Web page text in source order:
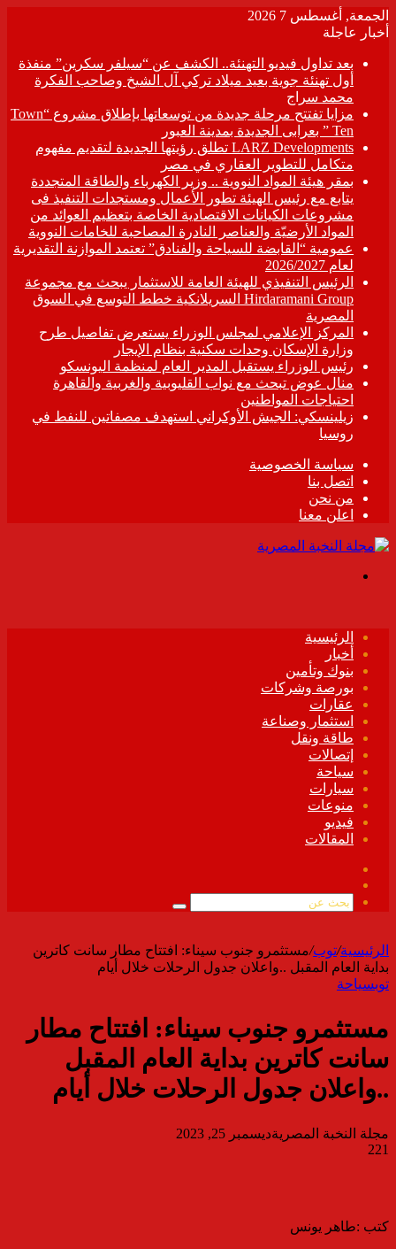
الجمعة, أغسطس 7 2026
أخبار عاجلة
بعد تداول فيديو التهنئة.. الكشف عن “سيلفر سكرين” منفذة
أول تهنئة جوية بعيد ميلاد تركي آل الشيخ وصاحب الفكرة
محمد سراج
مزايا تفتتح مرحلة جديدة من توسعاتها بإطلاق مشروع “Town
Ten ” بعرابى الجديدة بمدينة العبور
LARZ Developments تطلق رؤيتها الجديدة لتقديم مفهوم
متكامل للتطوير العقاري في مصر
بمقر هيئة المواد النووية .. وزير الكهرباء والطاقة المتجددة
يتابع مع رئيس الهيئة تطور الأعمال ومستجدات التنفيذ فى
مشروعات الكيانات الاقتصادية الخاصة بتعظيم العوائد من
المواد الأرضيّة والعناصر النادرة المصاحبة للخامات النووية
عمومية “القابضة للسياحة والفنادق” تعتمد الموازنة التقديرية
لعام 2026/2027
الرئيس التنفيذي للهيئة العامة للاستثمار يبحث مع مجموعة
Hirdaramani Group السريلانكية خطط التوسع في السوق
المصرية
المركز الإعلامي لمجلس الوزراء يستعرض تفاصيل طرح
وزارة الإسكان وحدات سكنية بنظام الإيجار
رئيس الوزراء يستقبل المدير العام لمنظمة اليونسكو
منال عوض تبحث مع نواب القليوبية والغربية والقاهرة
احتياجات المواطنين
زيلينسكي: الجيش الأوكراني استهدف مصفاتين للنفط في
روسيا
سياسة الخصوصية
اتصل بنا
من نحن
اعلن معنا
الرئيسية
أخبار
بنوك وتأمين
بورصة وشركات
عقارات
استثمار وصناعة
طاقة ونقل
إتصالات
سياحة
سيارات
منوعات
فيديو
المقالات
الموقع
بحث
الرئيسية/توب/مستثمرو جنوب سيناء: افتتاح مطار سانت كاترين
بداية العام المقبل ..واعلان جدول الرحلات خلال أيام
توبسياحة
مستثمرو جنوب سيناء: افتتاح مطار
سانت كاترين بداية العام المقبل
..واعلان جدول الرحلات خلال أيام
مجلة النخبة المصريةديسمبر 25, 2023
221
كتب :طاهر يونس